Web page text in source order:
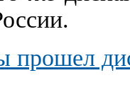
прошел